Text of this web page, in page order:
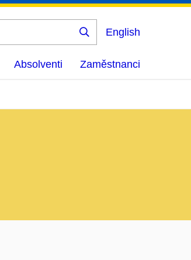
Vyhledat
English
Absolventi Zaměstnanci